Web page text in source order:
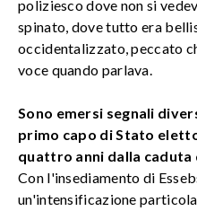
poliziesco dove non si
spinato, dove tutto era
occidentalizzato, peccato
voce quando parlava.
Sono emersi segnali
primo capo di Stato
quattro anni dalla caduta
Con l'insediamento di
un'intensificazione